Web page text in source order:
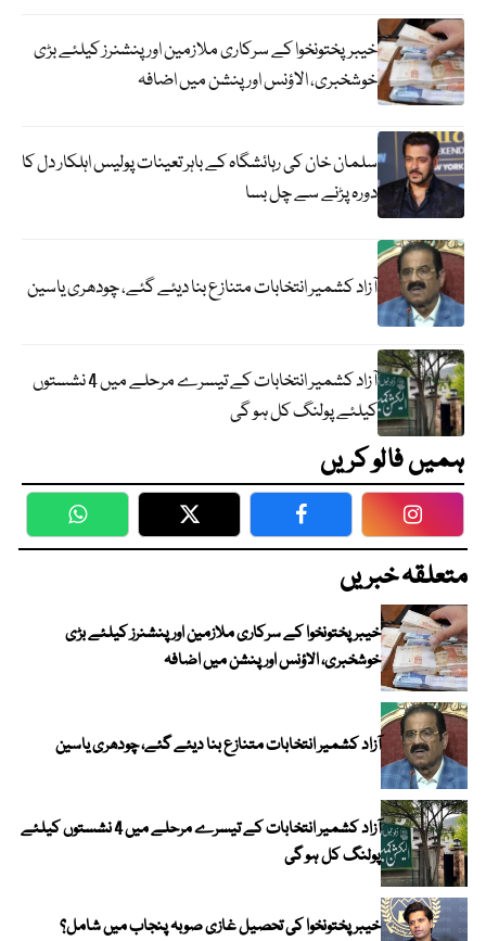
خیبرپختونخوا کے سرکاری ملازمین اور پنشنرز کیلئے بڑی
خوشخبری، الاؤنس اور پنشن میں اضافہ
سلمان خان کی رہائشگاہ کے باہر تعینات پولیس اہلکار دل کا
دورہ پڑنے سے چل بسا
آزاد کشمیر انتخابات متنازع بنا دیئے گئے، چودھری یاسین
آزاد کشمیر انتخابات کے تیسرے مرحلے میں 4 نشستوں
کیلئے پولنگ کل ہو گی
ہمیں فالو کریں
WhatsApp Twitter Facebook
متعلقہ خبریں
خیبرپختونخوا کے سرکاری ملازمین اور پنشنرز کیلئے بڑی
خوشخبری، الاؤنس اور پنشن میں اضافہ
آزاد کشمیر انتخابات متنازع بنا دیئے گئے، چودھری یاسین
آزاد کشمیر انتخابات کے تیسرے مرحلے میں 4 نشستوں کیلئے
پولنگ کل ہو گی
خیبر پختونخوا کی تحصیل غازی صوبہ پنجاب میں شامل؟